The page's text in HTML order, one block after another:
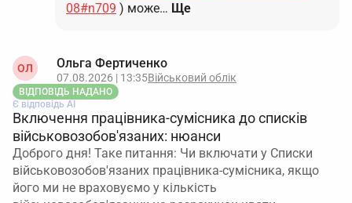
08#n709 ) може… Ще
ОЛ Ольга Фертиченко
07.08.2026 | 13:35Військовий облік
ВІДПОВІДЬ НАДАНО
Є відповідь АІ
Включення працівника-сумісника до списків
військовозобов'язаних: нюанси
Доброго дня! Таке питання: Чи включати у Списки
військовозобов'язаних працівника-сумісника, якщо
його ми не враховуємо у кількість